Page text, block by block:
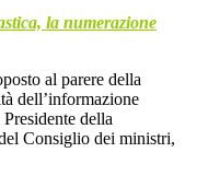
la numerazione
al parere della
dell’informazione
della
Consiglio dei ministri,